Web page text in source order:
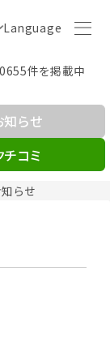
Language
件を掲載中
らせ
知らせ
チコミ